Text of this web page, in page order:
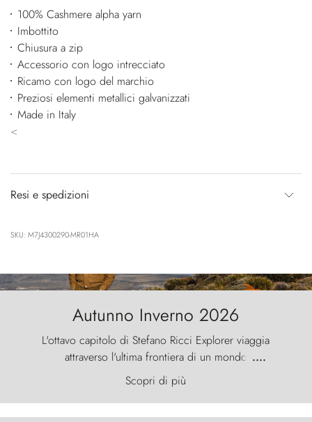
100% Cashmere alpha yarn
Imbottito
Chiusura a zip
Accessorio con logo intrecciato
Ricamo con logo del marchio
Preziosi elementi metallici galvanizzati
Made in Italy
<
Resi e spedizioni
SKU: M7J4300290-MR01HA
Autunno Inverno 2026
L'ottavo capitolo di Stefano Ricci Explorer viaggia
attraverso l'ultima frontiera di un mondo
primordiale, dove il vento scolpisce la natura con
furia ancestrale e le Torres del Paine sfidano il
cielo come sentinelle di pietra.
....
Scopri di più